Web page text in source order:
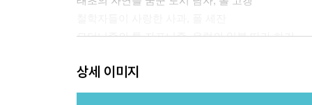
모더니즘의 틈 자포니즘, 유럽의 일본 따라 하기
3세대 표현주의·야수주의·입체주의: 회화의 붕괴의
죽음과 맞닿은 사랑을 표현하다, 에드바르 뭉크
상세 이미지